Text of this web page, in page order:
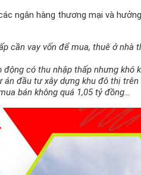
ngân hàng thương mại và
cần vay vốn để mua, thuê ở nhà
có thu nhập thấp nhưng khó
đầu tư xây dựng khu đô thị
bán không quá 1,05 tỷ đồng…